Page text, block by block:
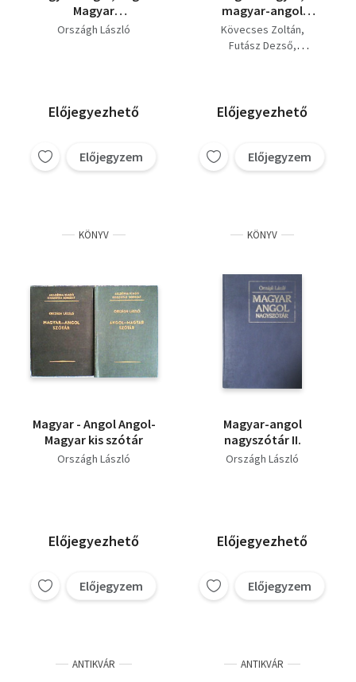
Magyar
szótár/nagyszótár A-
Országh László
Előjegyezhető
Előjegyzem
magyar-angol
kéziszótár
Kövecses Zoltán
Futász Dezső
Előjegyezhető
Előjegyzem
KÖNYV
Magyar - Angol Angol-
Magyar kis szótár
Országh László
Előjegyezhető
Előjegyzem
KÖNYV
Magyar-angol
nagyszótár II.
Országh László
Előjegyezhető
Előjegyzem
ANTIKVÁR ANTIKVÁR